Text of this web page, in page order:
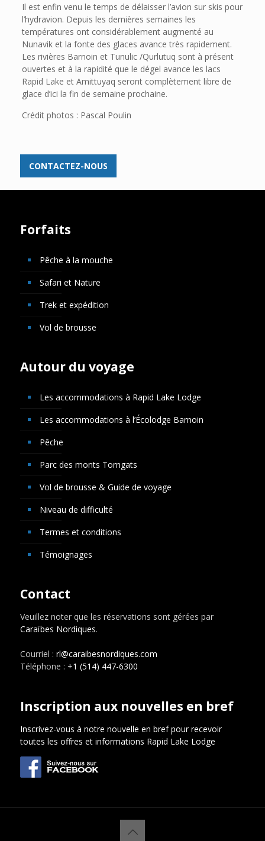
Il est enfin venu le temps de délaisser l’avion sur skis pour
l’hydravion. Depuis les dernières semaines les
températures ont considérablement augmenté au
Nunavik et la fonte des glaces avance très rapidement.
Les rivières Barnoin et Tunulic /Qurlutuq sont à présent
ouvertes et à la rapidité que le dégel avance les lacs
Rapid Lake et Amittuyaq seront complètement libre de
glace d’ici la fin de semaine prochaine.
Crédit photos : Pascal Poulin
CONTACTEZ-NOUS
Forfaits
Pêche à la mouche
Safari et Nature
Trek et expédition
Vol de brousse
Autour du voyage
Les accommodations à Rapid Lake Lodge
Les accommodations à l’Écolodge Barnoin
Pêche
Parc des monts Torngats
Vol de brousse & Guide de voyage
Niveau de difficulté
Termes et conditions
Témoignages
Contact
Veuillez noter que les réservations sont gérées par
Caraïbes Nordiques.
Courriel : rl@caraibesnordiques.com
Téléphone : +1 (514) 447-6300
Inscription aux nouvelles en bref
Inscrivez-vous à notre nouvelle en bref pour recevoir
toutes les offres et informations Rapid Lake Lodge